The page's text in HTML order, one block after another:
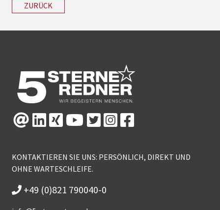
ZURÜCK
KONTAKTIEREN SIE UNS: PERSÖNLICH, DIREKT UND
OHNE WARTESCHLEIFE.
+49 (0)821 790040-0